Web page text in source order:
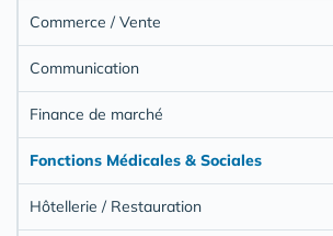
Commerce / Vente
Communication
Finance de marché
Fonctions Médicales & Sociales
Hôtellerie / Restauration